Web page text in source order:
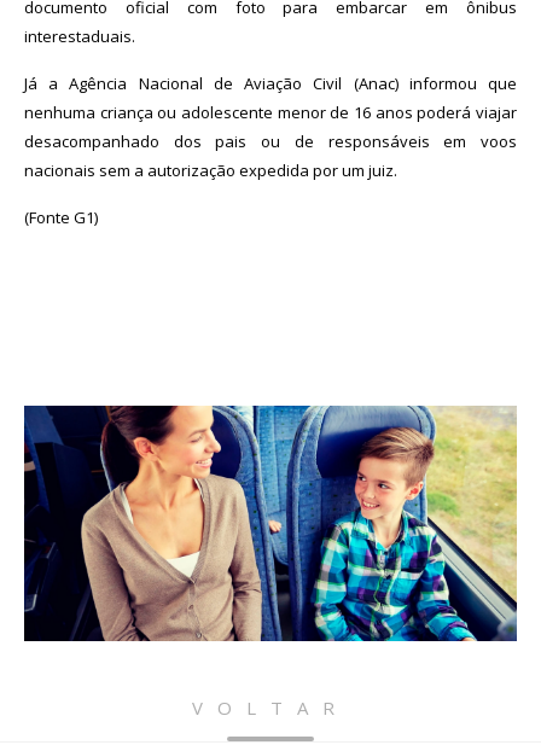
documento oficial com foto para embarcar em ônibus
interestaduais.
Já a Agência Nacional de Aviação Civil (Anac) informou que
nenhuma criança ou adolescente menor de 16 anos poderá viajar
desacompanhado dos pais ou de responsáveis em voos
nacionais sem a autorização expedida por um juiz.
(Fonte G1)
VOLTAR